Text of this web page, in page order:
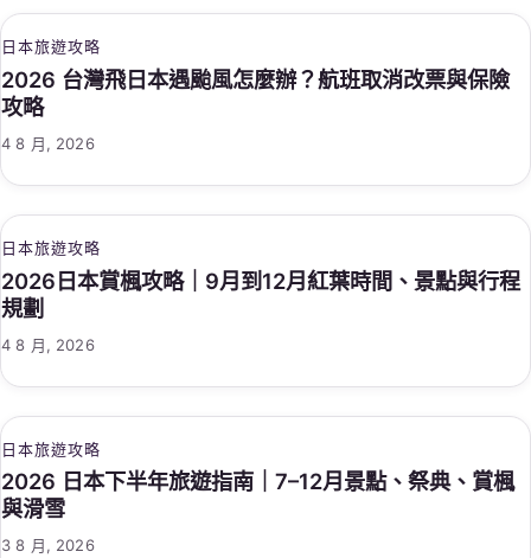
日本旅遊攻略
2026 台灣飛日本遇颱風怎麼辦？航班取消改票與保險
攻略
4 8 月, 2026
日本旅遊攻略
2026日本賞楓攻略｜9月到12月紅葉時間、景點與行程
規劃
4 8 月, 2026
日本旅遊攻略
2026 日本下半年旅遊指南｜7–12月景點、祭典、賞楓
與滑雪
3 8 月, 2026